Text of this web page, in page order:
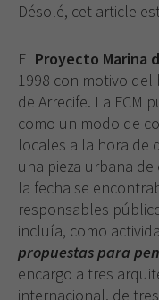
Désolé, cet article
El Proyecto Marina
1998 con motivo
de Arrecife. La FCM
como un modo de
locales a la hora de
una pieza urbana
la fecha se
responsables
incluía, como
propuestas para
encargo a tres
internacional, de